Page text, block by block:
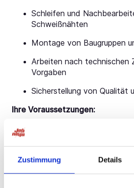
Zustimmung Details
Schleifen und
Schweißnähten
Montage von Baugruppen
Arbeiten nach technischen
Vorgaben
Sicherstellung von Qualität
Ihre Voraussetzungen:
Mindestniveau: Fachhelfer
Bereich Metallbau /
Erfahrung im Heften,